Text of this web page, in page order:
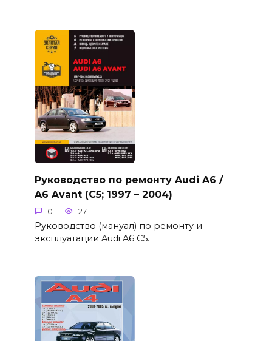
Руководство по ремонту Audi A6 /
A6 Avant (C5; 1997 – 2004)
0 27
Руководство (мануал) по ремонту и
эксплуатации Audi A6 C5.